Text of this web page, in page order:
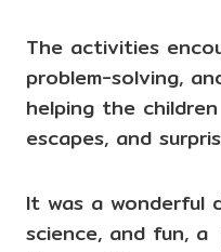
The activities
problem-solving,
helping the
escapes, and
It was a wonderful
science, and fun,